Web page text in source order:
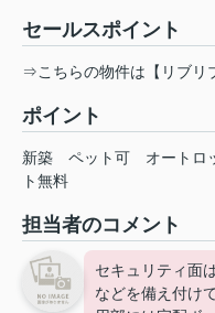
セールスポイント
⇒こちらの物件は【リブリ
ポイント
新築 ペット可 オートロ
ト無料
担当者のコメント
セキュリティ面
などを備え付け